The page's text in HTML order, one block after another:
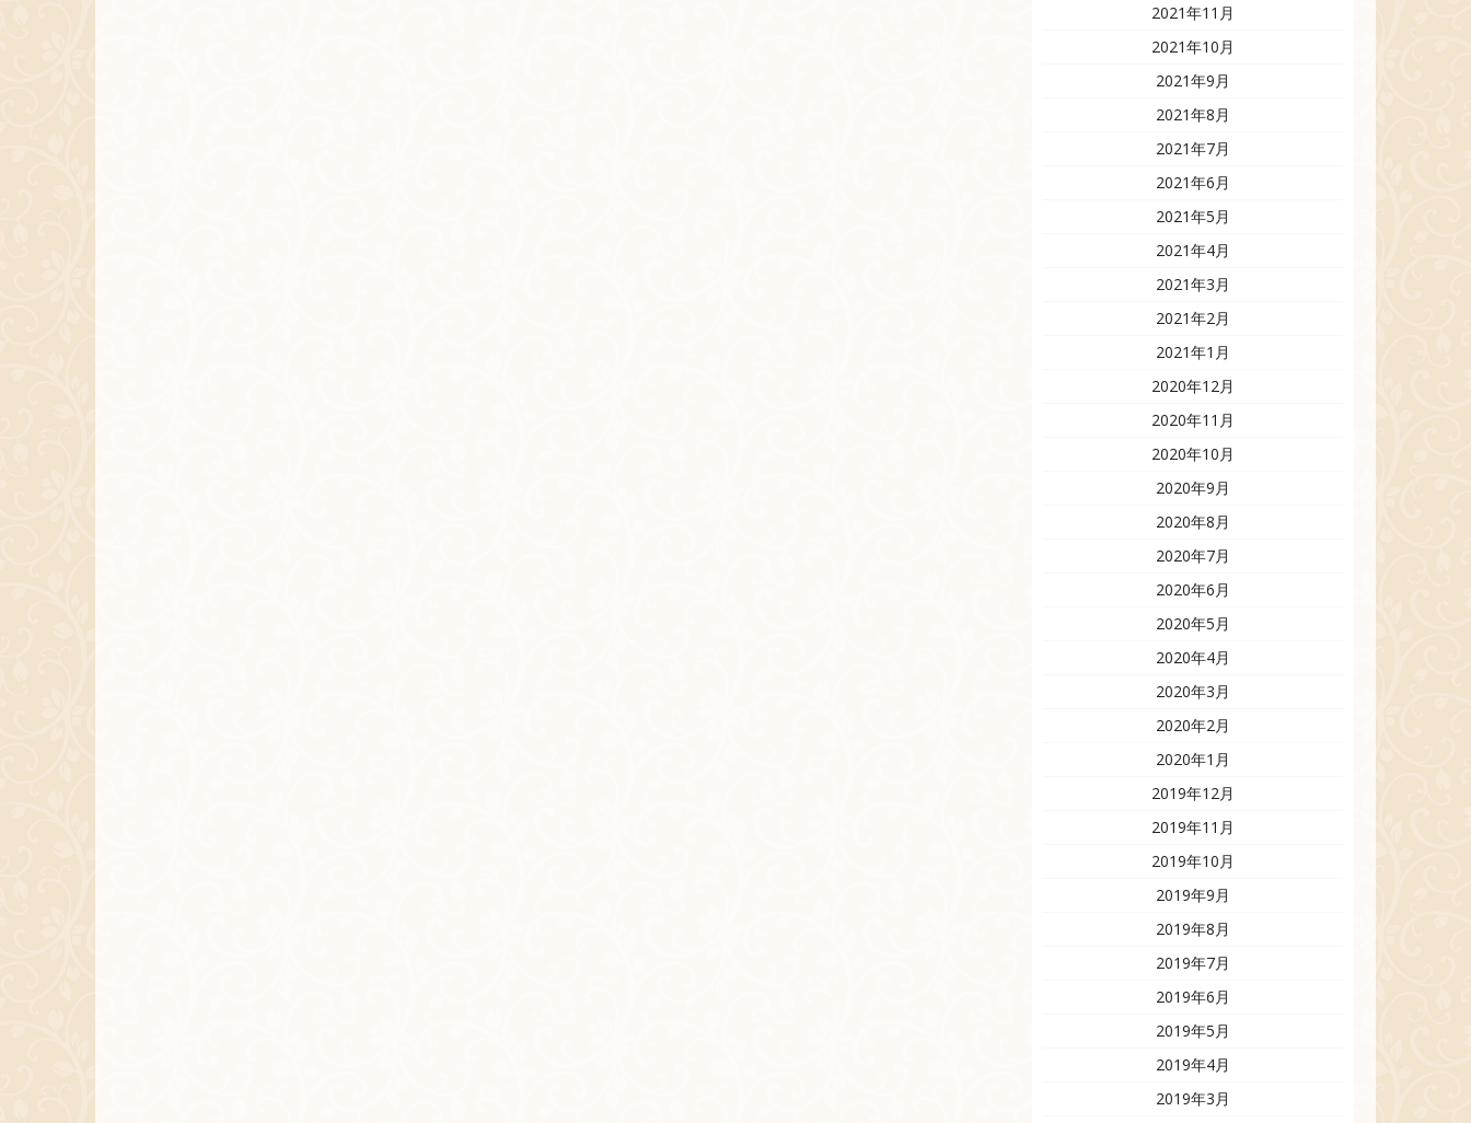
2021年11月
2021年10月
2021年9月
2021年8月
2021年7月
2021年6月
2021年5月
2021年4月
2021年3月
2021年2月
2021年1月
2020年12月
2020年11月
2020年10月
2020年9月
2020年8月
2020年7月
2020年6月
2020年5月
2020年4月
2020年3月
2020年2月
2020年1月
2019年12月
2019年11月
2019年10月
2019年9月
2019年8月
2019年7月
2019年6月
2019年5月
2019年4月
2019年3月